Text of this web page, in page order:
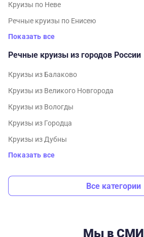
Круизы по Неве
Речные круизы по Енисею
Показать все
Речные круизы из городов России
Круизы из Балаково
Круизы из Великого Новгорода
Круизы из Вологды
Круизы из Городца
Круизы из Дубны
Показать все
Все категории
Мы в СМИ